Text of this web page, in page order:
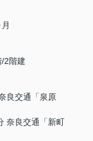
/2階建
良交通「泉原
奈良交通「新町